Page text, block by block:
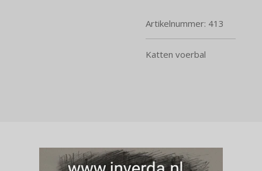
Artikelnummer: 413
Katten voerbal